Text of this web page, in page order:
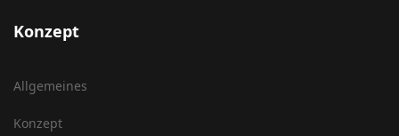
Konzept
Allgemeines
Konzept